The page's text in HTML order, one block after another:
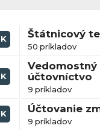
K Štátnicový
50 príkladov
K
Vedomostný
účtovníctvo
9 príkladov
K Účtovanie
9 príkladov